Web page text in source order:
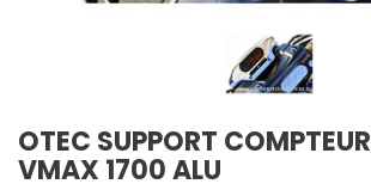
OTEC SUPPORT COMPTEUR
VMAX 1700 ALU